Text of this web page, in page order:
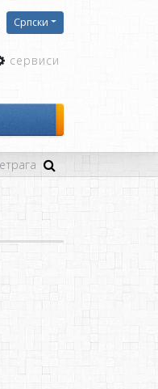
Српски
сервиси